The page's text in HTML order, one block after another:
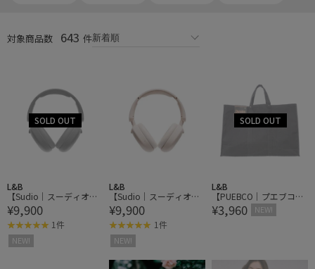
対象商品数 643 件
L&B
【Sudio｜スーディオ】K
2 ヘッドホン
¥9,900
1件
NEW!
L&B
【Sudio｜スーディオ】K
2 ヘッドホン
¥9,900
1件
NEW!
L&B
【PUEBCO｜プエブコ】
LABOUR TOTE BAG Larg
e レイバートートバッグ
¥3,960 NEW!